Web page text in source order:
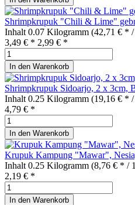
Shrimpkrupuk "Chili & Lime"
Inhalt 0.07 Kilogramm (42,71 € *
3,49 € * 2,99 € *
In den Warenkorb
Shrimpkrupuk Sidoarjo, 2 x 3cm,
Inhalt 0.25 Kilogramm (19,16 € *
4,79 € *
In den Warenkorb
Krupuk Kampung "Mawar",
Inhalt 0.25 Kilogramm (8,76 € * /
2,19 € *
In den Warenkorb